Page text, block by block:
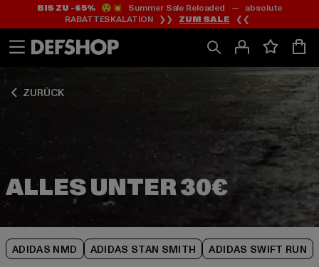
Zum
Inhalt
springen
Zum
Fußzeile
springen
BIS ZU -65%😲💥 Summer Sale Reloaded — absolute
RABATTESKALATION ❯❯ ZUM SALE ❮❮
ZURÜCK
ADIDAS NMD ADIDAS STAN SMITH ADIDAS SWIFT RUN
Zum
Produktraster
springen